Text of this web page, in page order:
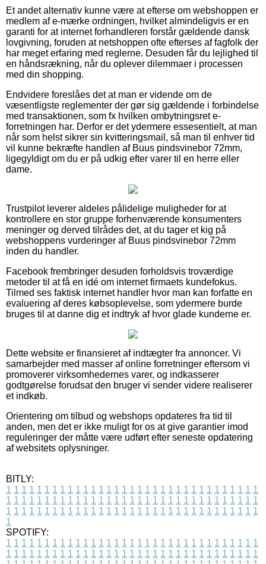
Et andet alternativ kunne være at efterse om webshoppen er
medlem af e-mærke ordningen, hvilket almindeligvis er en
garanti for at internet forhandleren forstår gældende dansk
lovgivning, foruden at netshoppen ofte efterses af fagfolk der
har meget erfaring med reglerne. Desuden får du lejlighed til
en håndsrækning, når du oplever dilemmaer i processen
med din shopping.
Endvidere foreslåes det at man er vidende om de
væsentligste reglementer der gør sig gældende i forbindelse
med transaktionen, som fx hvilken ombytningsret e-
forretningen har. Derfor er det ydermere essesentielt, at man
når som helst sikrer sin kvitteringsmail, så man til enhver tid
vil kunne bekræfte handlen af Buus pindsvinebor 72mm,
ligegyldigt om du er på udkig efter varer til en herre eller
dame.
Trustpilot leverer aldeles pålidelige muligheder for at
kontrollere en stor gruppe forhenværende konsumenters
meninger og derved tilrådes det, at du tager et kig på
webshoppens vurderinger af Buus pindsvinebor 72mm
inden du handler.
Facebook frembringer desuden forholdsvis troværdige
metoder til at få en idé om internet firmaets kundefokus.
Tilmed ses faktisk internet handler hvor man kan forfatte en
evaluering af deres købsoplevelse, som ydermere burde
bruges til at danne dig et indtryk af hvor glade kunderne er.
Dette website er finansieret af indtægter fra annoncer. Vi
samarbejder med masser af online forretninger eftersom vi
promoverer virksomhedernes varer, og indkasserer
godtgørelse forudsat den bruger vi sender videre realiserer
et indkøb.
Orientering om tilbud og webshops opdateres fra tid til
anden, men det er ikke muligt for os at give garantier imod
reguleringer der måtte være udført efter seneste opdatering
af websitets oplysninger.
BITLY:
1 1 1 1 1 1 1 1 1 1 1 1 1 1 1 1 1 1 1 1 1 1 1 1 1 1 1 1 1 1 1 1 1
1 1 1 1 1 1 1 1 1 1 1 1 1 1 1 1 1 1 1 1 1 1 1 1 1 1 1 1 1 1 1 1 1
1 1 1 1 1 1 1 1 1 1 1 1 1 1 1 1 1 1 1 1 1 1 1 1 1 1 1 1 1 1 1 1 1
1
SPOTIFY:
1 1 1 1 1 1 1 1 1 1 1 1 1 1 1 1 1 1 1 1 1 1 1 1 1 1 1 1 1 1 1 1 1
1 1 1 1 1 1 1 1 1 1 1 1 1 1 1 1 1 1 1 1 1 1 1 1 1 1 1 1 1 1 1 1 1